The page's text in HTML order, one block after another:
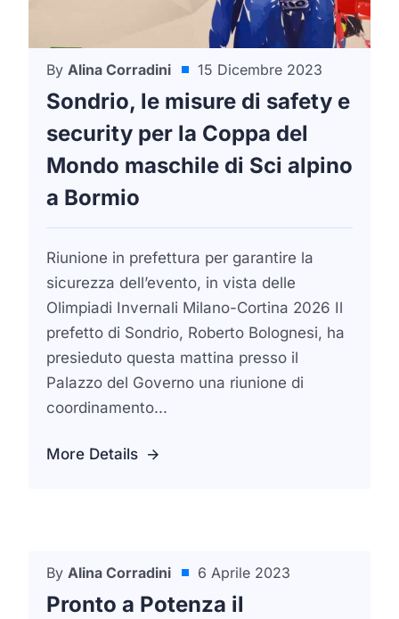
By Alina Corradini 15 Dicembre 2023
Sondrio, le misure di safety e
security per la Coppa del
Mondo maschile di Sci alpino
a Bormio
Riunione in prefettura per garantire la
sicurezza dell’evento, in vista delle
Olimpiadi Invernali Milano-Cortina 2026 Il
prefetto di Sondrio, Roberto Bolognesi, ha
presieduto questa mattina presso il
Palazzo del Governo una riunione di
coordinamento...
More Details
Dal Ministero Dell'Interno E Sicurezza
By Alina Corradini 6 Aprile 2023
Pronto a Potenza il